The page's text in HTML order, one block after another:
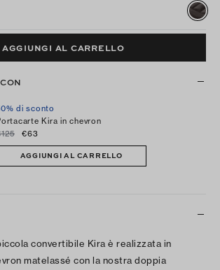
AGGIUNGI AL CARRELLO
di sconto
Kira in chevron
€63
AGGIUNGI AL CARRELLO
convertibile Kira è realizzata in
matelassé con la nostra doppia